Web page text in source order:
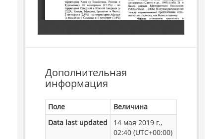
Дополнительная
информация
Поле
Величина
Data last updated
14 мая 2019 г.,
02:40 (UTC+00:00)